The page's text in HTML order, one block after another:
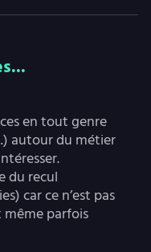
en tout genre
autour du métier
du recul
car ce n’est pas
parfois